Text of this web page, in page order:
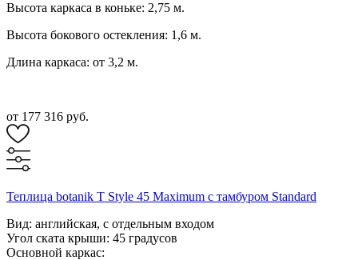
Высота каркаса в коньке: 2,75 м.
Высота бокового остекления: 1,6 м.
Длина каркаса: от 3,2 м.
от 177 316 руб.
Теплица botanik T Style 45 Maximum с тамбуром Standard
Вид: английская, с отдельным входом
Угол ската крыши: 45 градусов
Основной каркас: